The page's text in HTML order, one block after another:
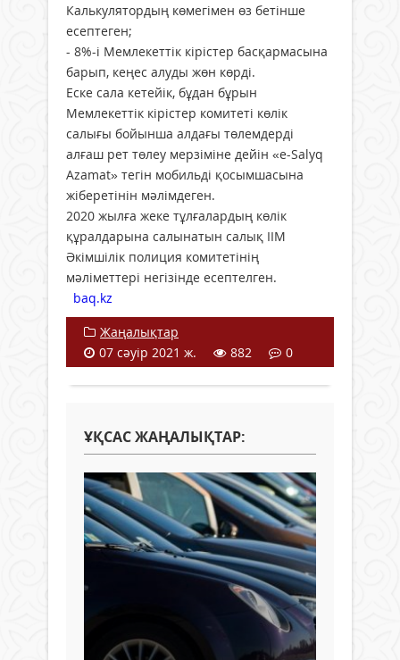
Калькулятордың көмегімен өз бетінше
есептеген;
- 8%-і Мемлекеттік кірістер басқармасына
барып, кеңес алуды жөн көрді.
Еске сала кетейік, бұдан бұрын
Мемлекеттік кірістер комитеті көлік
салығы бойынша алдағы төлемдерді
алғаш рет төлеу мерзіміне дейін «e-Salyq
Azamat» тегін мобильді қосымшасына
жіберетінін мәлімдеген.
2020 жылға жеке тұлғалардың көлік
құралдарына салынатын салық ІІМ
Әкімшілік полиция комитетінің
мәліметтері негізінде есептелген.
baq.kz
Жаңалықтар
07 сәуір 2021 ж.
882 0
ҰҚСАС ЖАҢАЛЫҚТАР: